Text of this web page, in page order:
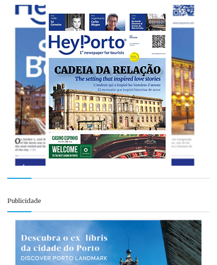
Publicidade